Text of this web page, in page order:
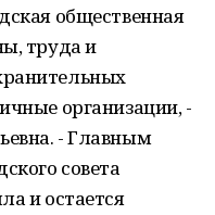
общественная
труда и
организации, -
- Главным
совета
и остается